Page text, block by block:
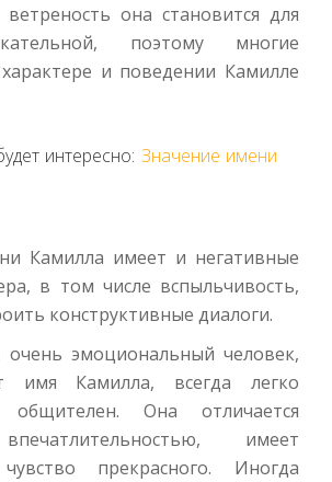
она становится для
поэтому многие
и поведении Камилле
интересно: Значение имени
Камилла имеет и негативные
в том числе вспыльчивость,
конструктивные диалоги.
эмоциональный человек,
имя Камилла, всегда легко
Она отличается
имеет
прекрасного. Иногда